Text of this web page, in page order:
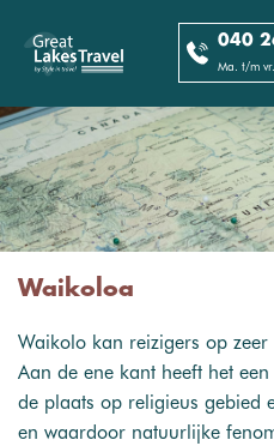
040
Ma. t/m
Waikoloa
Waikolo kan reizigers op
Aan de ene kant heeft het
de plaats op religieus gebied
en waardoor natuurlijke